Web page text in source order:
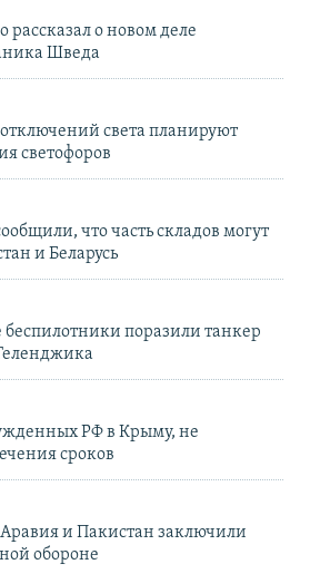
о новом деле
Шведа
света планируют
светофоров
что часть складов могут
и Беларусь
поразили танкер
РФ в Крыму, не
сроков
и Пакистан заключили
обороне